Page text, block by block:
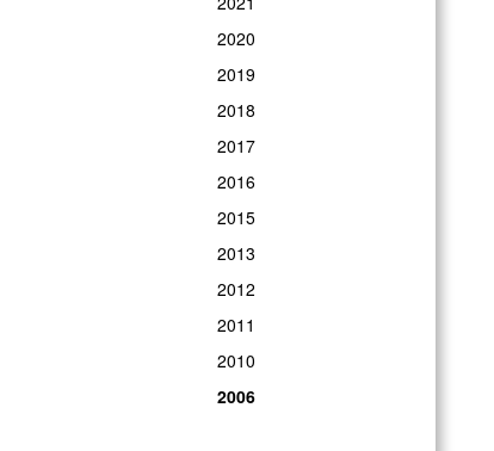
2020
2019
2018
2017
2016
2015
2013
2012
2011
2010
2006